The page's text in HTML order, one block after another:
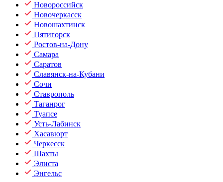
Новороссийск
Новочеркасск
Новошахтинск
Пятигорск
Ростов-на-Дону
Самара
Саратов
Славянск-на-Кубани
Сочи
Ставрополь
Таганрог
Туапсе
Усть-Лабинск
Хасавюрт
Черкесск
Шахты
Элиста
Энгельс